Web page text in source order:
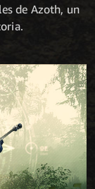
de Azoth, un